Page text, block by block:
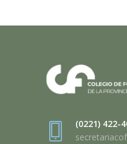
(0221) 422-